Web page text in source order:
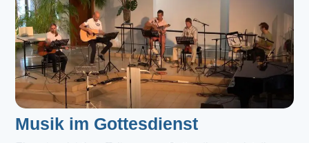
Musik im Gottesdienst​